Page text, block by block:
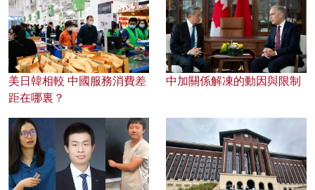
美日韓相較 中國服務消費差
距在哪裏？
中加關係解凍的動因與限制